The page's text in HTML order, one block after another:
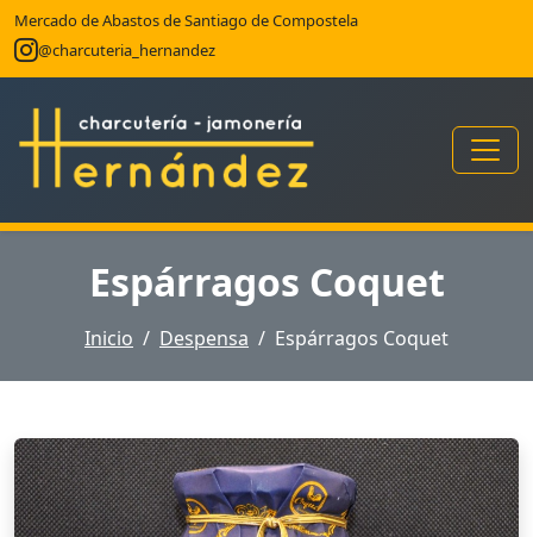
Mercado de Abastos de Santiago de Compostela
@charcuteria_hernandez
Espárragos Coquet
Inicio Despensa Espárragos Coquet